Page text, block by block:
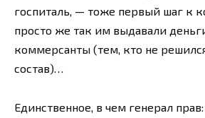
госпиталь, — тоже первый шаг к
просто же так им выдавали
коммерсанты (тем, кто не
состав)…
Единственное, в чем генерал